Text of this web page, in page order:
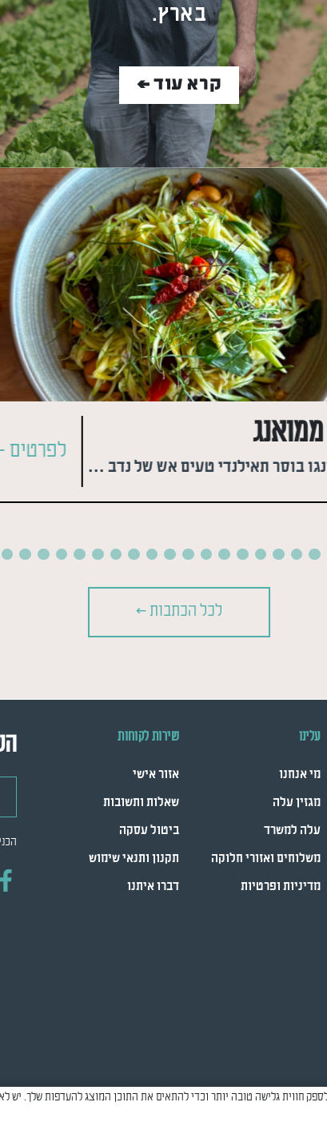
בארץ.
קרא עוד >
סלט מנגו בוסר תאילנדי טעים אש של נדב גלר
לפרטים
לכל הכתבות >
עלינו
מי אנחנו
מגזין עלה
עלה למשרד
משלוחים ואזורי חלוקה
מדיניות ופרטיות
שירות לקוחות
אזור אישי
שאלות ותשובות
ביטול עסקה
תקנון ותנאי שימוש
דברו איתנו